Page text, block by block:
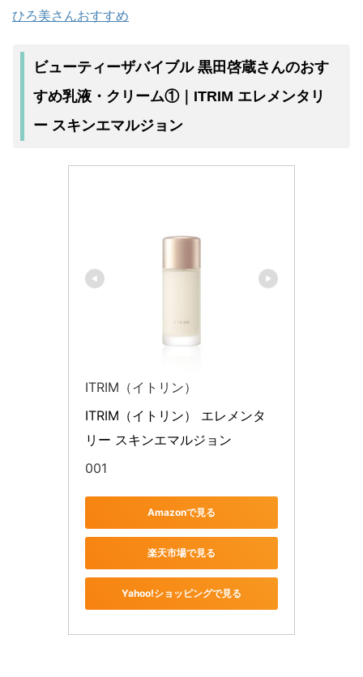
ひろ美さんおすすめ
ビューティーザバイブル 黒田啓蔵さんのおす
すめ乳液・クリーム①｜ITRIM エレメンタリ
ー スキンエマルジョン
ITRIM（イトリン）
ITRIM（イトリン） エレメンタ
リー スキンエマルジョン
001
Amazonで見る
楽天市場で見る
Yahoo!ショッピングで見る